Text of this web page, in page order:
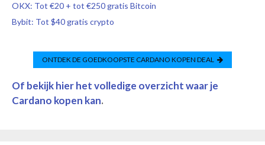
OKX: Tot €20 + tot €250 gratis Bitcoin
Bybit: Tot $40 gratis crypto
ONTDEK DE GOEDKOOPSTE CARDANO KOPEN DEAL
Of bekijk hier het volledige overzicht waar je
Cardano kopen kan.